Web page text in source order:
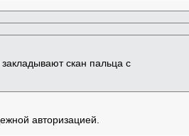
скан пальца с
авторизацией.